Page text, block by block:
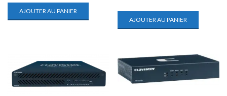
AJOUTER AU PANIER
AJOUTER AU PANIER